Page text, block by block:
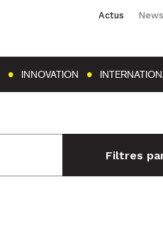
Actus
INNOVATION
Filtres